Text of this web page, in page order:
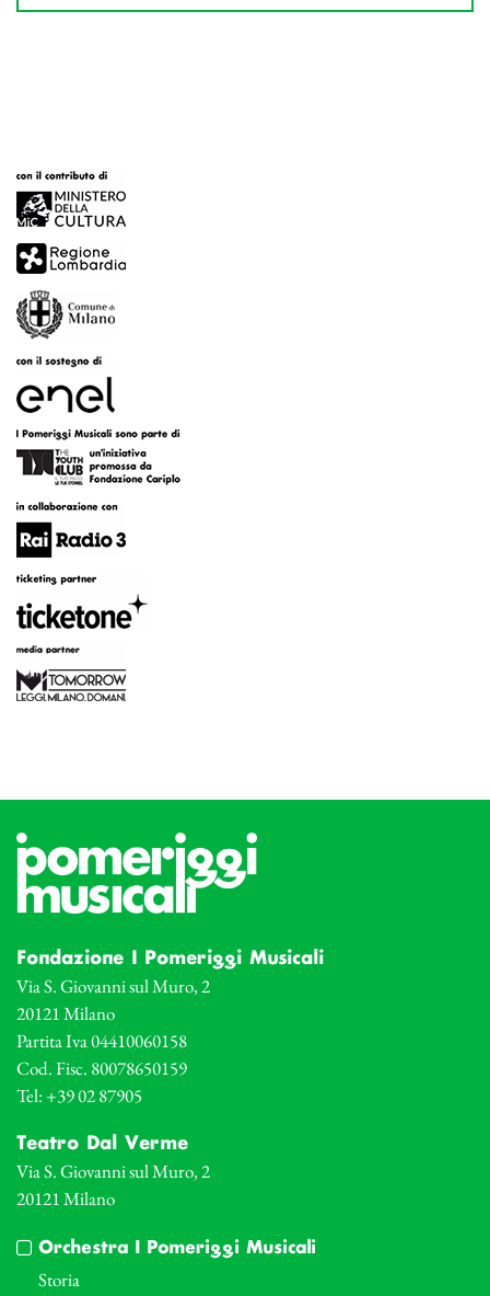
Fondazione I Pomeriggi Musicali
Via S. Giovanni sul Muro, 2
20121 Milano
Partita Iva 04410060158
Cod. Fisc. 80078650159
Tel: +39 02 87905
Teatro Dal Verme
Via S. Giovanni sul Muro, 2
20121 Milano
Orchestra I Pomeriggi Musicali
Storia